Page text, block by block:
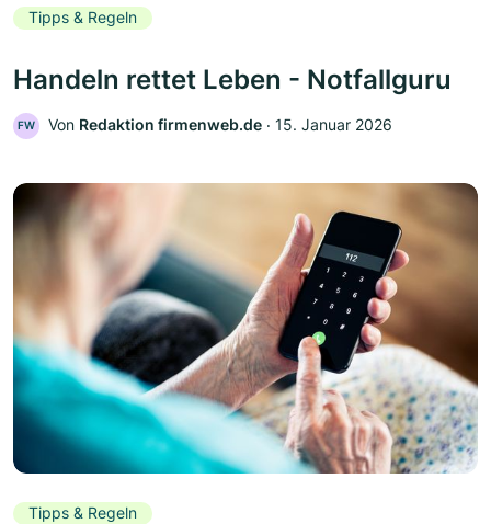
Tipps & Regeln
Handeln rettet Leben - Notfallguru
FW Von Redaktion firmenweb.de ‧ 15. Januar 2026
Tipps & Regeln